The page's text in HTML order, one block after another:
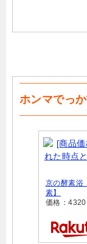
ホンマでっ
京の酵素
素】
価格：